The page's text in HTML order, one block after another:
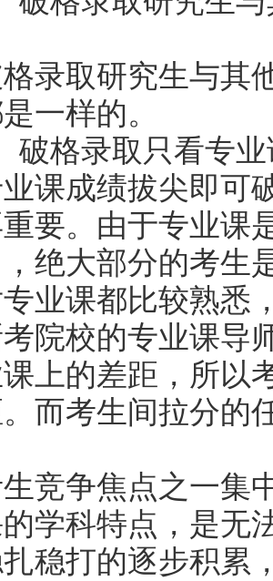
取研究生与其他
一样的。
格录取只看专业
成绩拔尖即可破
要。由于专业课
绝大部分的考生
业课都比较熟悉
院校的专业课导
上的差距，所以
而考生间拉分的
争焦点之一集中
学科特点，是无
稳打的逐步积累